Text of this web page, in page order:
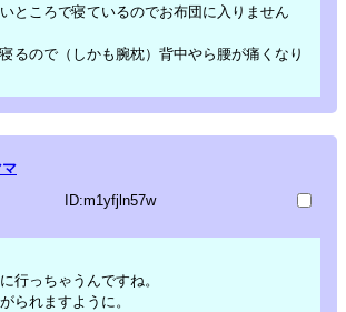
ところで寝ているのでお布団に入りません
るので（しかも腕枕）背中やら腰が痛くなり
マ
ID:m1yfjln57w
行っちゃうんですね。
られますように。